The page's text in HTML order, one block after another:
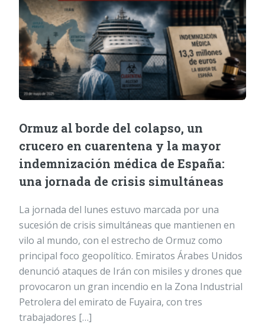
Ormuz al borde del colapso, un
crucero en cuarentena y la mayor
indemnización médica de España:
una jornada de crisis simultáneas
La jornada del lunes estuvo marcada por una
sucesión de crisis simultáneas que mantienen en
vilo al mundo, con el estrecho de Ormuz como
principal foco geopolítico. Emiratos Árabes Unidos
denunció ataques de Irán con misiles y drones que
provocaron un gran incendio en la Zona Industrial
Petrolera del emirato de Fuyaira, con tres
trabajadores […]